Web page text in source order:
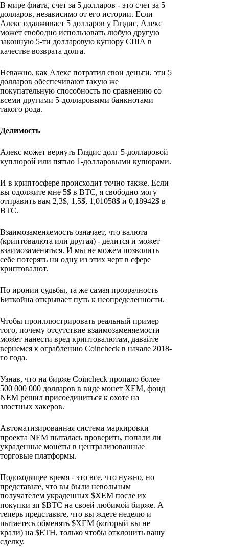
В мире фиата, счет за 5 долларов - это счет за 5
долларов, независимо от его истории. Если
Алекс одалживает 5 долларов у Глэдис, Алекс
может свободно использовать любую другую
законную 5-ти долларовую купюру США в
качестве возврата долга.
Неважно, как Алекс потратил свои деньги, эти 5
долларов обеспечивают такую же
покупательную способность по сравнению со
всеми другими 5-долларовыми банкнотами
такого рода.
Делимость
Алекс может вернуть Глэдис долг 5-долларовой
куплюрой или пятью 1-долларовыми купюрами.
И в криптосфере происходит точно также. Если
вы одолжите мне 5$ в BTC, я свободно могу
отправить вам 2,3$, 1,5$, 1,01058$ и 0,18942$ в
BTC.
Взаимозаменяемость означает, что валюта
(криптовалюта или другая) - делится и может
взаимозаменяться. И мы не можем позволить
себе потерять ни одну из этих черт в сфере
криптовалют.
По иронии судьбы, та же самая прозрачность
Биткойна открывает путь к неопределенности.
Чтобы проиллюстрировать реальный пример
того, почему отсутствие взаимозаменяемости
может нанести вред криптовалютам, давайте
вернемся к ограблению Coincheck в начале 2018-
го года.
Узнав, что на бирже Coincheck пропало более
500 000 000 долларов в виде монет XEM, фонд
NEM решил присоединиться к охоте на
злостных хакеров.
Автоматизированная система маркировки
проекта NEM пыталась проверить, попали ли
украденные монеты в централизованные
торговые платформы.
Подоходящее время - это все, что нужно, но
представьте, что вы были невольным
получателем украденных $XEM после их
покупки зп $BTC на своей любимой бирже. А
теперь представьте, что вы ждете неделю и
пытаетесь обменять $XEM (который вы не
крали) на $ETH, только чтобы отклонить вашу
сделку.